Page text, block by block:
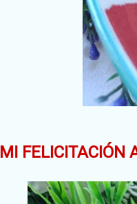
MI FELICITACIÓN